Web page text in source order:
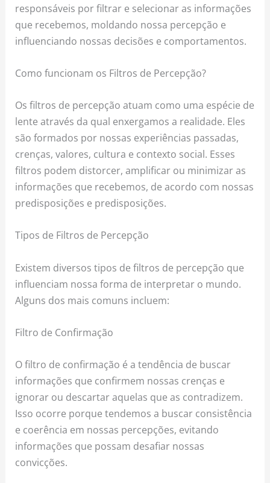
responsáveis por filtrar e selecionar as informações
que recebemos, moldando nossa percepção e
influenciando nossas decisões e comportamentos.
Como funcionam os Filtros de Percepção?
Os filtros de percepção atuam como uma espécie de
lente através da qual enxergamos a realidade. Eles
são formados por nossas experiências passadas,
crenças, valores, cultura e contexto social. Esses
filtros podem distorcer, amplificar ou minimizar as
informações que recebemos, de acordo com nossas
predisposições e predisposições.
Tipos de Filtros de Percepção
Existem diversos tipos de filtros de percepção que
influenciam nossa forma de interpretar o mundo.
Alguns dos mais comuns incluem:
Filtro de Confirmação
O filtro de confirmação é a tendência de buscar
informações que confirmem nossas crenças e
ignorar ou descartar aquelas que as contradizem.
Isso ocorre porque tendemos a buscar consistência
e coerência em nossas percepções, evitando
informações que possam desafiar nossas
convicções.